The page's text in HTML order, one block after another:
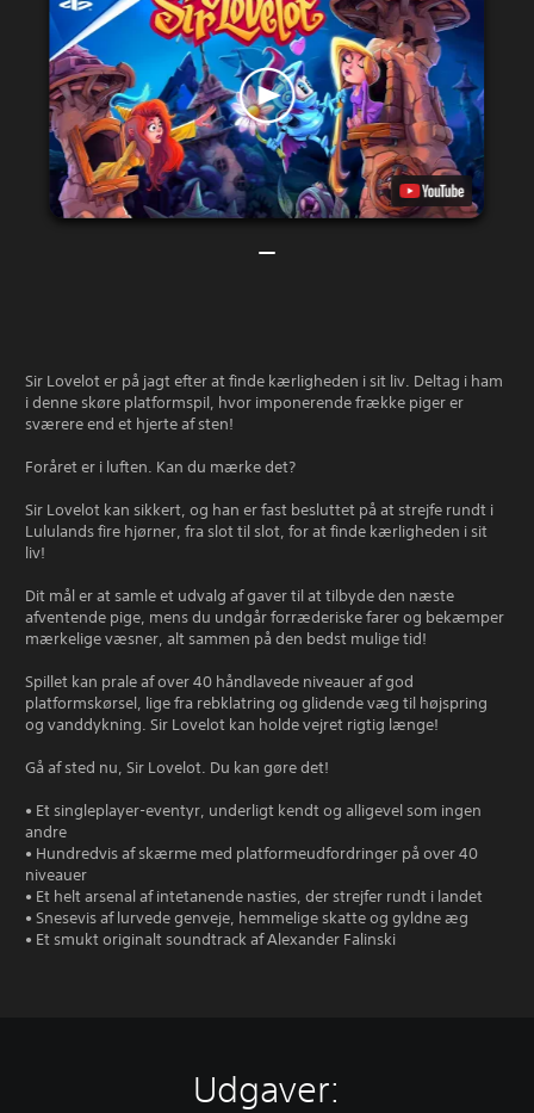
Sir Lovelot er på jagt efter at finde kærligheden i sit liv. Deltag i ham
i denne skøre platformspil, hvor imponerende frække piger er
sværere end et hjerte af sten!
Foråret er i luften. Kan du mærke det?
Sir Lovelot kan sikkert, og han er fast besluttet på at strejfe rundt i
Lululands fire hjørner, fra slot til slot, for at finde kærligheden i sit
liv!
Dit mål er at samle et udvalg af gaver til at tilbyde den næste
afventende pige, mens du undgår forræderiske farer og bekæmper
mærkelige væsner, alt sammen på den bedst mulige tid!
Spillet kan prale af over 40 håndlavede niveauer af god
platformskørsel, lige fra rebklatring og glidende væg til højspring
og vanddykning. Sir Lovelot kan holde vejret rigtig længe!
Gå af sted nu, Sir Lovelot. Du kan gøre det!
• Et singleplayer-eventyr, underligt kendt og alligevel som ingen
andre
• Hundredvis af skærme med platformeudfordringer på over 40
niveauer
• Et helt arsenal af intetanende nasties, der strejfer rundt i landet
• Snesevis af lurvede genveje, hemmelige skatte og gyldne æg
• Et smukt originalt soundtrack af Alexander Falinski
Udgaver: